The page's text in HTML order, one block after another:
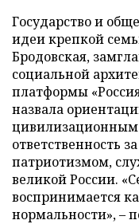
Государство и
идеи крепкой
Бродовская,
социальной
платформы
назвала
ответственность
патриотизмом,
великой России.
воспринимается
нормальности», –